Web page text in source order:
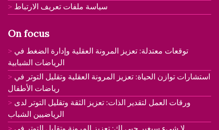
سياسة ملفات تعريف الارتباط
On focus
توقعات معتدلة: تعزيز المرونة العقلية وإدارة الضغط في
الرياضات الشبابية
استشارات توازن الحياة: تعزيز المرونة العقلية وتقليل التوتر في
رياضات الأطفال
ورقات العمل لتقدير الذات: تعزيز الثقة وتقليل التوتر لدى
الرياضيين الشباب
لا شيء سيغير حبي لك: تعزيز المرونة وتقليل التوتر في